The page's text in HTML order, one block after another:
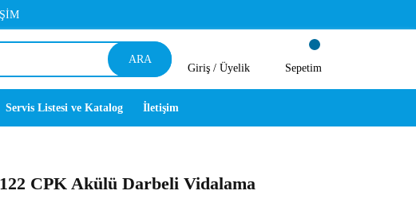
ARA
Giriş / Üyelik Sepetim
Servis Listesi ve Katalog İletişim
CPK Akülü Darbeli Vidalama